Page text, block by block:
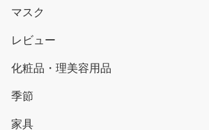
マスク
レビュー
化粧品・理美容用品
季節
家具